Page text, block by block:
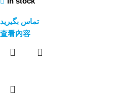
تماس بگیرید
查看內容